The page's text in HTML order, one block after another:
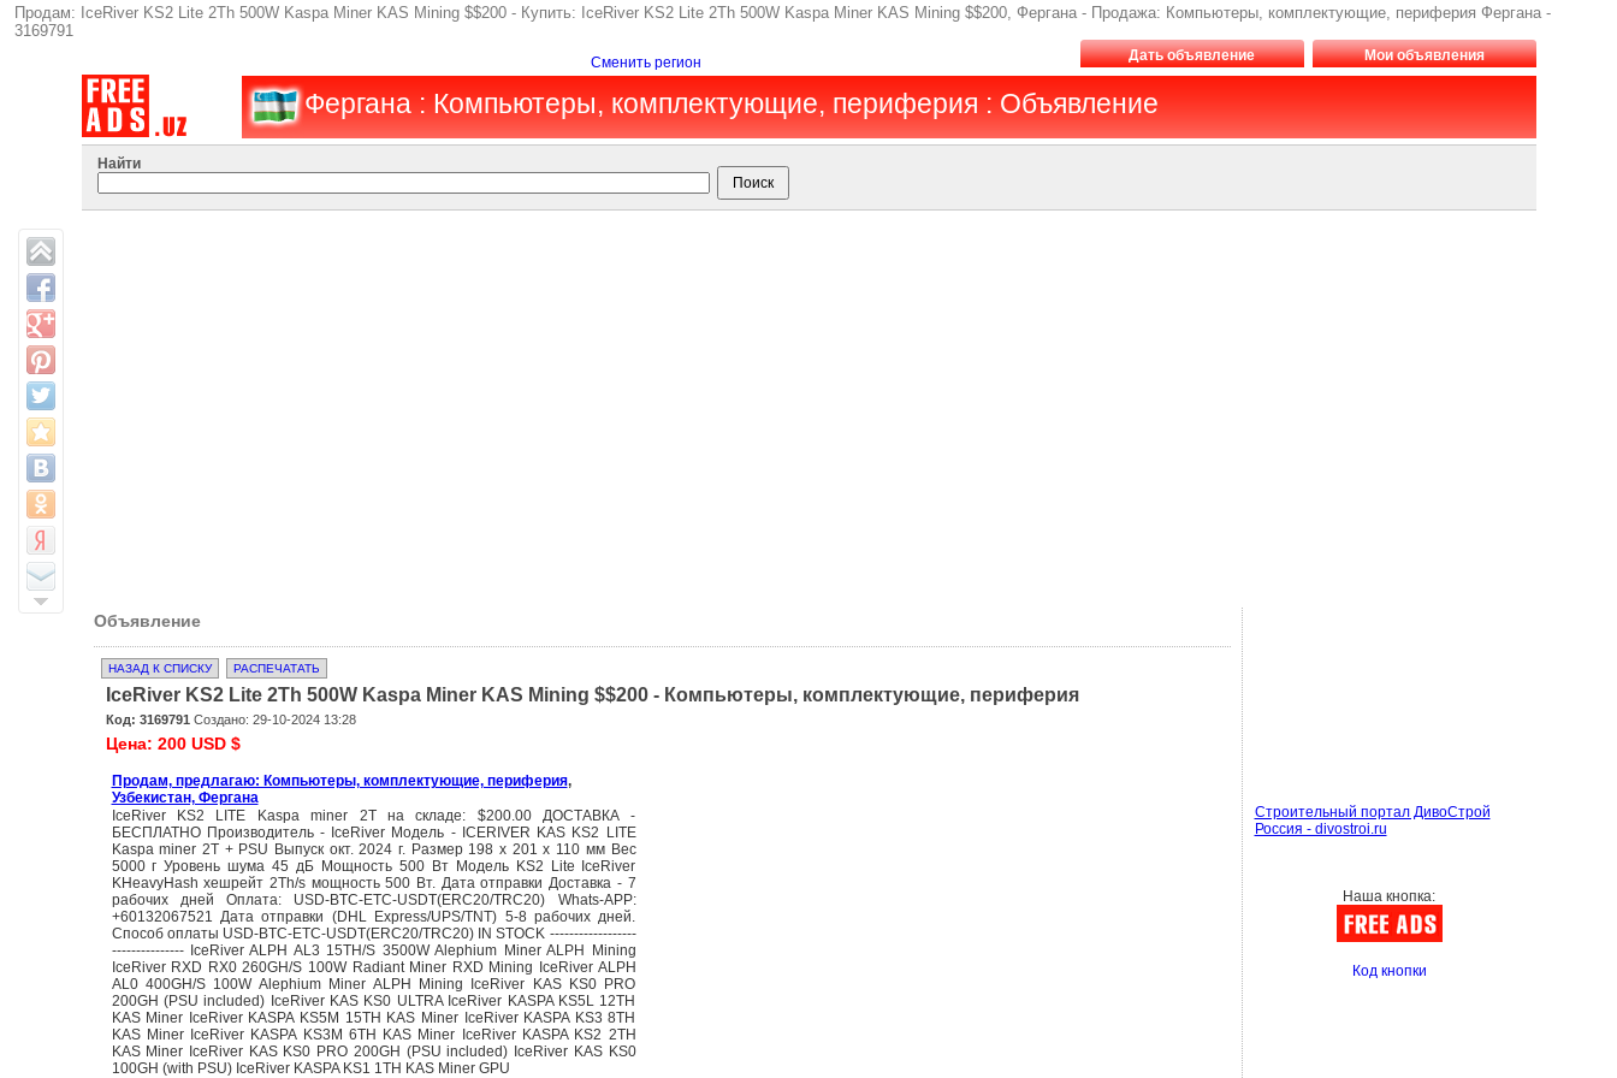
Продам: IceRiver KS2 Lite 2Th 500W Kaspa Miner KAS Mining $$200 - Купить: IceRiver KS2 Lite 2Th 500W Kaspa Miner KAS Mining $$200, Фергана - Продажа: Компьютеры, комплектующие, периферия Фергана -
3169791
Сменить регион Дать объявление Мои объявления
Фергана : Компьютеры, комплектующие, периферия : Объявление
Найти
Объявление
НАЗАД К СПИСКУ РАСПЕЧАТАТЬ
IceRiver KS2 Lite 2Th 500W Kaspa Miner KAS Mining $$200 - Компьютеры, комплектующие, периферия
Код: 3169791 Создано: 29-10-2024 13:28
Цена: 200 USD $
Продам, предлагаю: Компьютеры, комплектующие, периферия,
Узбекистан, Фергана
IceRiver KS2 LITE Kaspa miner 2T на складе: $200.00 ДОСТАВКА -
БЕСПЛАТНО Производитель - IceRiver Модель - ICERIVER KAS KS2 LITE
Kaspa miner 2T + PSU Выпуск окт. 2024 г. Размер 198 x 201 x 110 мм Вес
5000 г Уровень шума 45 дБ Мощность 500 Вт Модель KS2 Lite IceRiver
KHeavyHash хешрейт 2Th/s мощность 500 Вт. Дата отправки Доставка - 7
рабочих дней Оплата: USD-BTC-ETC-USDT(ERC20/TRC20) Whats-APP:
+60132067521 Дата отправки (DHL Express/UPS/TNT) 5-8 рабочих дней.
Способ оплаты USD-BTC-ETC-USDT(ERC20/TRC20) IN STOCK ------------------
--------------- IceRiver ALPH AL3 15TH/S 3500W Alephium Miner ALPH Mining
IceRiver RXD RX0 260GH/S 100W Radiant Miner RXD Mining IceRiver ALPH
AL0 400GH/S 100W Alephium Miner ALPH Mining IceRiver KAS KS0 PRO
200GH (PSU included) IceRiver KAS KS0 ULTRA IceRiver KASPA KS5L 12TH
KAS Miner IceRiver KASPA KS5M 15TH KAS Miner IceRiver KASPA KS3 8TH
KAS Miner IceRiver KASPA KS3M 6TH KAS Miner IceRiver KASPA KS2 2TH
KAS Miner IceRiver KAS KS0 PRO 200GH (PSU included) IceRiver KAS KS0
100GH (with PSU) IceRiver KASPA KS1 1TH KAS Miner GPU
Строительный портал ДивоСтрой
Россия - divostroi.ru
Наша кнопка:
Код кнопки